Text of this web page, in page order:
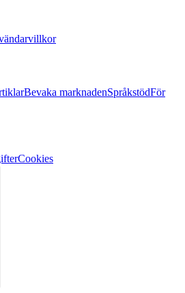
Bevaka marknadenSpråkstödFör
Cookies